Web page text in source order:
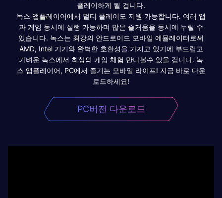
플레이하게 될 겁니다.
녹스 앱플레이어에서 멀티 플레이도 지원 가능합니다. 여러 앱
과 게임 동시에 실행 가능하며 많은 즐거움을 동시에 누릴 수
있습니다. 녹스는 최강의 안드로이드 모바일 에뮬레이터로써
AMD, Intel 기기와 완벽한 호환성을 가지고 있기에 부드럽고
가벼운 녹스에서 최상의 게임 체험 만나볼수 있을 겁니다. 녹
스 앱플레이어, PC에서 즐기는 모바일 라이프! 지금 바로 다운
로드하세요!
PC버전 다운로드